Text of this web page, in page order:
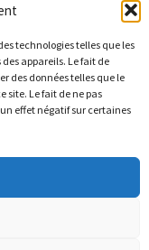
technologies telles que les
appareils. Le fait de
des données telles que le
site. Le fait de ne pas
effet négatif sur certaines
dans le Cantal